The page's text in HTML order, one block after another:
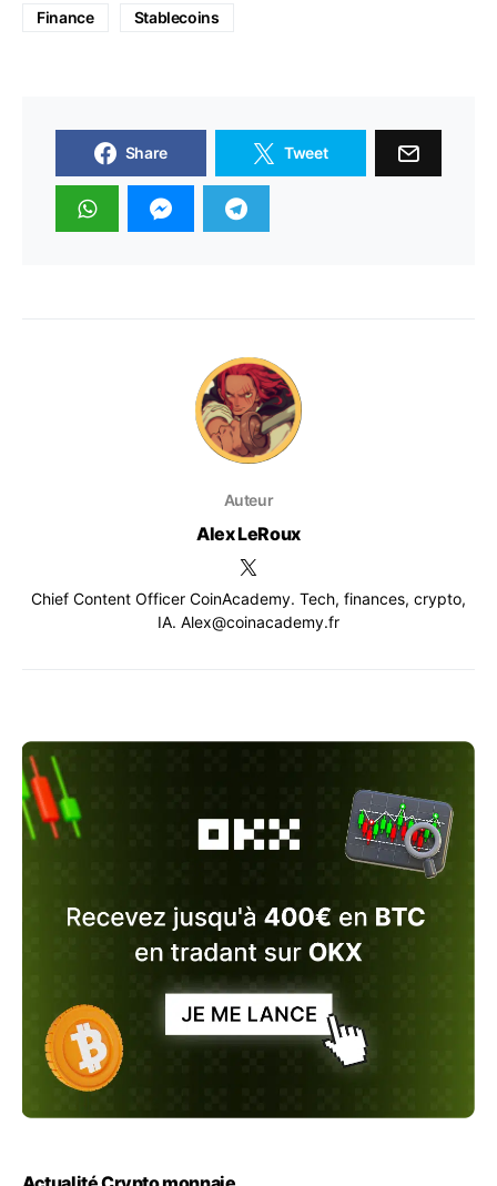
Finance Stablecoins
Share Tweet
Auteur
Alex LeRoux
Chief Content Officer CoinAcademy. Tech, finances, crypto,
IA. Alex@coinacademy.fr